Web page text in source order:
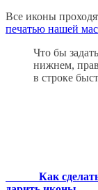
Все иконы
печатью нашей
Что бы
нижнем,
в строке
Как